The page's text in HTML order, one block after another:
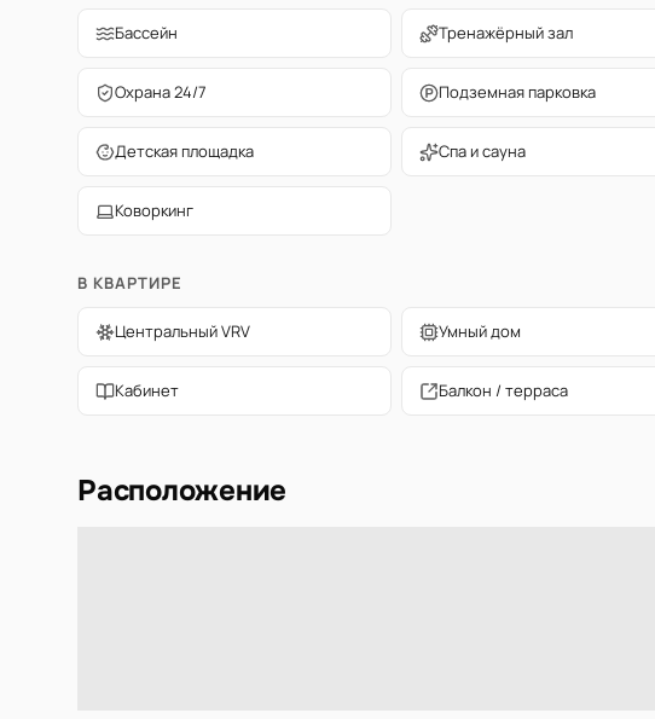
Бассейн Тренажёрный зал
Охрана 24/7 Подземная парковка
Детская площадка Спа и сауна
Коворкинг
В КВАРТИРЕ
Центральный VRV Умный дом
Кабинет Балкон / терраса
Расположение